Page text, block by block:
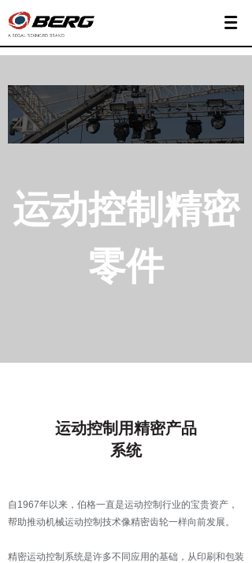
运动控制精密
零件
运动控制用精密产品
系统
自1967年以来，伯格一直是运动控制行业的宝贵资产，
帮助推动机械运动控制技术像精密齿轮一样向前发展。
精密运动控制系统是许多不同应用的基础，从印刷和包装